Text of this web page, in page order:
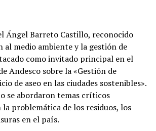
Ángel Barreto Castillo, reconocido
al medio ambiente y la gestión de
como invitado principal en el
Andesco sobre la «Gestión de
de aseo en las ciudades sostenibles».
se abordaron temas críticos
problemática de los residuos, los
en el país.